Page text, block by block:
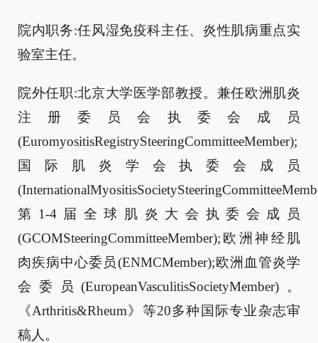
院内职务:任风湿免疫科主任、炎性肌病重点实
验室主任。
院外任职:北京大学医学部教授。兼任欧洲肌炎
注册委员会执委会成员
(EuromyositisRegistrySteeringCommitteeMember);
国际肌炎学会执委会成员
第1-4届全球肌炎大会执委会成员
(GCOMSteeringCommitteeMember);欧洲神经肌
肉疾病中心委员(ENMCMember);欧洲血管炎学
会委员(EuropeanVasculitisSocietyMember)。
《Arthritis&Rheum》等20多种国际专业杂志审
稿人。